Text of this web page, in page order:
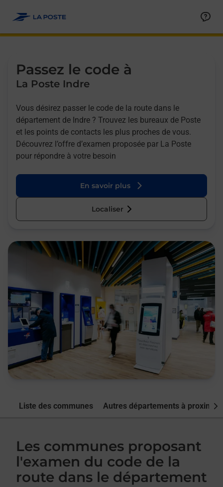
Passez le code à
La Poste Indre
Vous désirez passer le code de la route dans le
département de Indre ? Trouvez les bureaux de Poste
et les points de contacts les plus proches de vous.
Découvrez l’offre d’examen proposée par La Poste
pour répondre à votre besoin
En savoir plus
Localiser
Liste des communes Autres départements à proximité
Les communes proposant
l'examen du code de la
route dans le département